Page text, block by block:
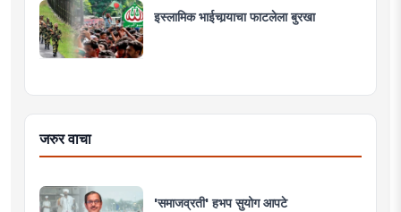
इस्लामिक भाईचार्‍याचा फाटलेला बुरखा
जरुर वाचा
'समाजव्रती' हभप सुयोग आपटे